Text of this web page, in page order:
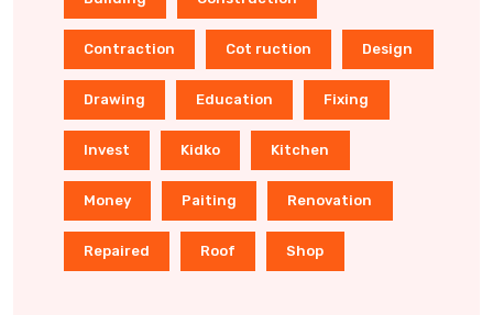
Contraction Cot ruction Design
Drawing Education Fixing
Invest Kidko Kitchen
Money Paiting Renovation
Repaired Roof Shop